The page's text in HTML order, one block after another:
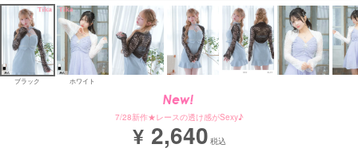
ブラック ホワイト
7/28新作★レースの透け感がSexy♪
¥ 2,640 税込